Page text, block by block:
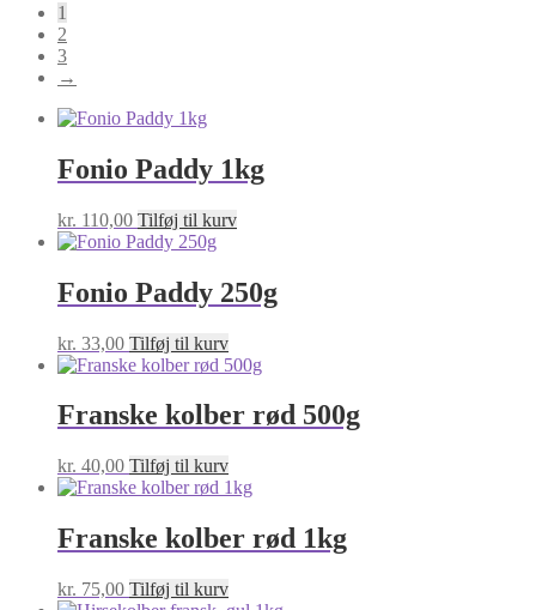
1
2
3
→
Fonio Paddy 1kg
kr. 110,00 Tilføj til kurv
Fonio Paddy 250g
kr. 33,00 Tilføj til kurv
Franske kolber rød 500g
kr. 40,00 Tilføj til kurv
Franske kolber rød 1kg
kr. 75,00 Tilføj til kurv